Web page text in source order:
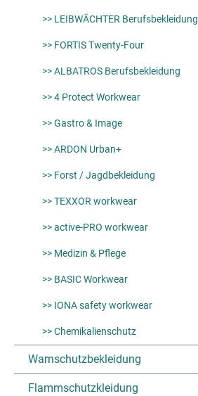
>> LEIBWÄCHTER Berufsbekleidung
>> FORTIS Twenty-Four
>> ALBATROS Berufsbekleidung
>> 4 Protect Workwear
>> Gastro & Image
>> ARDON Urban+
>> Forst / Jagdbekleidung
>> TEXXOR workwear
>> active-PRO workwear
>> Medizin & Pflege
>> BASIC Workwear
>> IONA safety workwear
>> Chemikalienschutz
Warnschutzbekleidung
Flammschutzkleidung